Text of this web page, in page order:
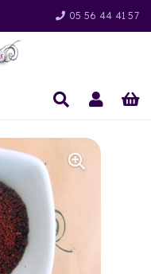
05 56 44 41 57